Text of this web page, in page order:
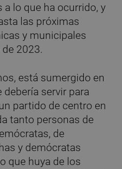
lo que ha ocurrido, y
las próximas
y municipales
2023.
está sumergido en
servir para
partido de centro en
tanto personas de
de
y demócratas
que huya de los